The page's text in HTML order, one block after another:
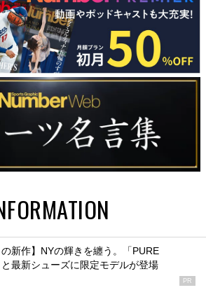
の新作】NYの輝きを纏う。「PURE
と最新シューズに限定モデルが登場
PR